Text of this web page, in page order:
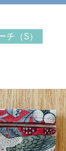
チ（S）